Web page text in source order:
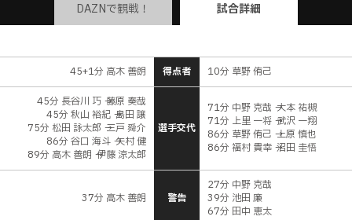
DAZNで観戦！ 試合詳細
45+1分 高木 善朗 得点者 10分 草野 侑己
45分 長谷川 巧 → 藤原 奏哉
45分 秋山 裕紀 → 島田 譲
75分 松田 詠太郎 → 三戸 舜介
86分 谷口 海斗 → 矢村 健
89分 高木 善朗 → 伊藤 涼太郎
選手交代
71分 中野 克哉 → 大本 祐槻
71分 上里 一将 → 武沢 一翔
86分 草野 侑己 → 上原 慎也
86分 福村 貴幸 → 沼田 圭悟
37分 高木 善朗 警告
27分 中野 克哉
39分 池田 廉
67分 田中 恵太